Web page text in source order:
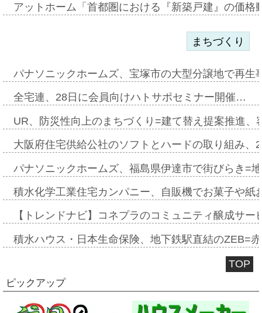
アットホーム「首都圏における『新築戸建』の価
まちづくり
パナソニックホームズ、宝塚市の大型分譲地で再
全宅連、28日に会員向けハトサポセミナー開催…
UR、防災性向上のまちづくり=建て替え提案推進
大阪府住宅供給公社のソフトとハードの取り組み
パナソニックホームズ、福島県伊達市で街びらき=
積水化学工業住宅カンパニー、自販機でお菓子や
【トレンドナビ】コネプラのコミュニティ醸成サ
積水ハウス・日本生命保険、地下鉄駅直結のZEB=
TOP
ピックアップ